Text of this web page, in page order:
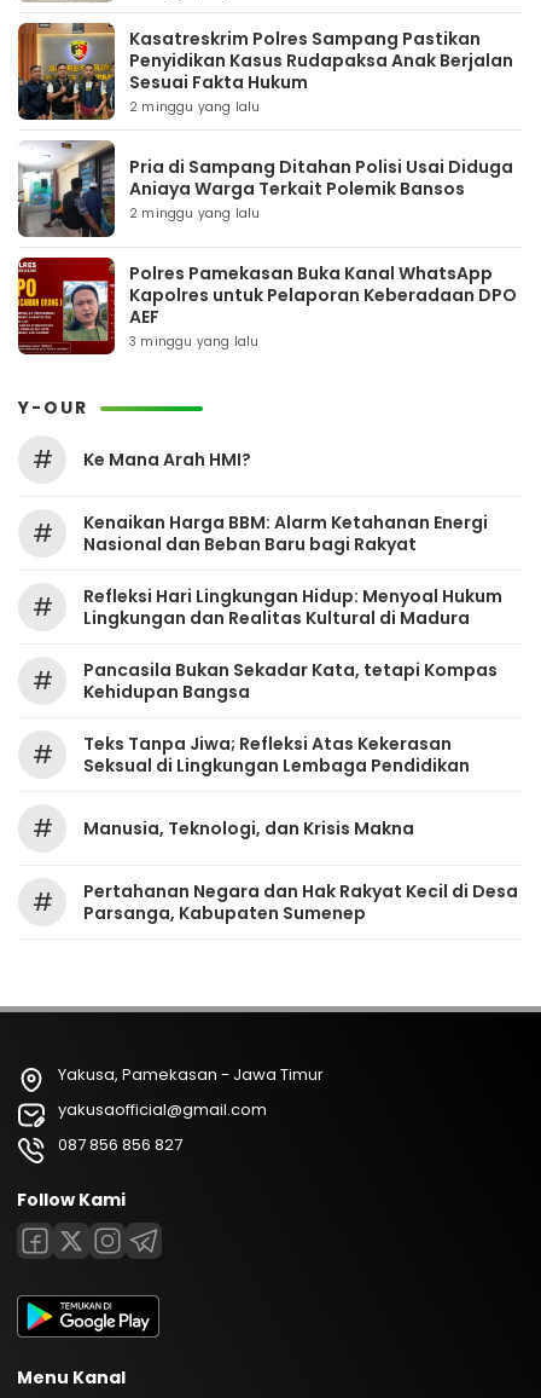
Kasatreskrim Polres Sampang Pastikan
Penyidikan Kasus Rudapaksa Anak Berjalan
Sesuai Fakta Hukum
2 minggu yang lalu
Pria di Sampang Ditahan Polisi Usai Diduga
Aniaya Warga Terkait Polemik Bansos
2 minggu yang lalu
Polres Pamekasan Buka Kanal WhatsApp
Kapolres untuk Pelaporan Keberadaan DPO
AEF
3 minggu yang lalu
Y-OUR
# Ke Mana Arah HMI?
#
Kenaikan Harga BBM: Alarm Ketahanan Energi
Nasional dan Beban Baru bagi Rakyat
#
Refleksi Hari Lingkungan Hidup: Menyoal Hukum
Lingkungan dan Realitas Kultural di Madura
#
Pancasila Bukan Sekadar Kata, tetapi Kompas
Kehidupan Bangsa
#
Teks Tanpa Jiwa; Refleksi Atas Kekerasan
Seksual di Lingkungan Lembaga Pendidikan
# Manusia, Teknologi, dan Krisis Makna
#
Pertahanan Negara dan Hak Rakyat Kecil di Desa
Parsanga, Kabupaten Sumenep
Yakusa, Pamekasan - Jawa Timur
yakusaofficial@gmail.com
087 856 856 827
Follow Kami
Menu Kanal